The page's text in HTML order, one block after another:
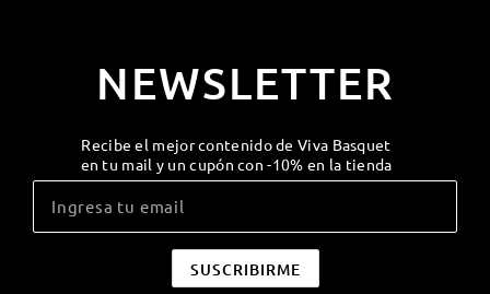
NEWSLETTER
Recibe el mejor contenido de Viva Basquet
en tu mail y un cupón con -10% en la tienda